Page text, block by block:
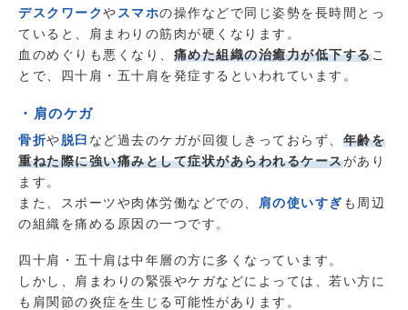
デスクワークや スマホの操作などで同じ姿勢を長時間とっ
ていると、肩まわりの筋肉が硬くなります。
血のめぐりも悪くなり、 痛めた組織の治癒力が低下するこ
とで、四十肩・五十肩を発症するといわれています。
・肩のケガ
骨折や脱臼 など過去のケガが回復しきっておらず、 年齢を
重ねた際に強い痛みとして症状があらわれるケースがあり
ます。
また、スポーツや肉体労働などでの、
肩の使いすぎ も周辺
の組織を痛める原因の一つです。
四十肩・五十肩は中年層の方に多くなっています。
しかし、肩まわりの緊張やケガなどによっては、若い方に
も肩関節の炎症を生じる可能性があります。